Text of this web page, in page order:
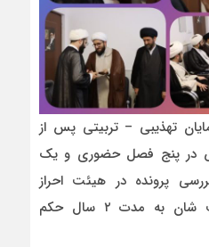
تهذیبی – تربیتی پس از
آموزش در پنج فصل حضوری و یک
پرونده در هیئت احراز
صلاحیت و تأیید صلاحیت شان به مدت ۲ سال حکم